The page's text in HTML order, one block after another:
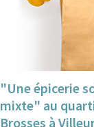
"Une épicerie
mixte" au
Brosses à